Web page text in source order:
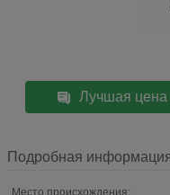
Лучшая цена
Подробная
Место происхождения: